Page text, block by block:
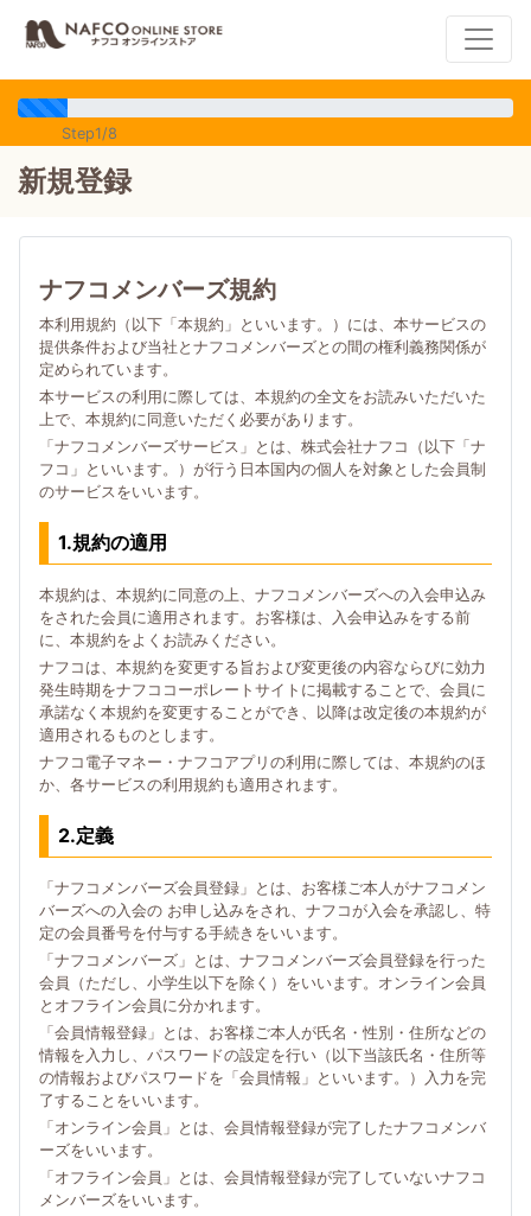
Step1/8
新規登録
ナフコメンバーズ規約
本利用規約（以下「本規約」といいます。）には、本サービスの
提供条件および当社とナフコメンバーズとの間の権利義務関係が
定められています。
本サービスの利用に際しては、本規約の全文をお読みいただいた
上で、本規約に同意いただく必要があります。
「ナフコメンバーズサービス」とは、株式会社ナフコ（以下「ナ
フコ」といいます。）が行う日本国内の個人を対象とした会員制
のサービスをいいます。
1.規約の適用
本規約は、本規約に同意の上、ナフコメンバーズへの入会申込み
をされた会員に適用されます。お客様は、入会申込みをする前
に、本規約をよくお読みください。
ナフコは、本規約を変更する旨および変更後の内容ならびに効力
発生時期をナフココーポレートサイトに掲載することで、会員に
承諾なく本規約を変更することができ、以降は改定後の本規約が
適用されるものとします。
ナフコ電子マネー・ナフコアプリの利用に際しては、本規約のほ
か、各サービスの利用規約も適用されます。
2.定義
「ナフコメンバーズ会員登録」とは、お客様ご本人がナフコメン
バーズへの入会の お申し込みをされ、ナフコが入会を承認し、特
定の会員番号を付与する手続きをいいます。
「ナフコメンバーズ」とは、ナフコメンバーズ会員登録を行った
会員（ただし、小学生以下を除く）をいいます。オンライン会員
とオフライン会員に分かれます。
「会員情報登録」とは、お客様ご本人が氏名・性別・住所などの
情報を入力し、パスワードの設定を行い（以下当該氏名・住所等
の情報およびパスワードを「会員情報」といいます。）入力を完
了することをいいます。
「オンライン会員」とは、会員情報登録が完了したナフコメンバ
ーズをいいます。
「オフライン会員」とは、会員情報登録が完了していないナフコ
メンバーズをいいます。